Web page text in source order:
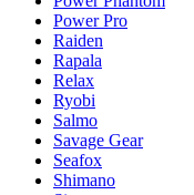
Power Pro
Raiden
Rapala
Relax
Ryobi
Salmo
Savage Gear
Seafox
Shimano